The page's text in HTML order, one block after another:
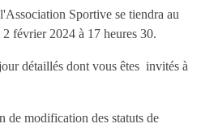
Sportive se tiendra au
février 2024 à 17 heures 30.
détaillés dont vous êtes invités à
de modification des statuts de